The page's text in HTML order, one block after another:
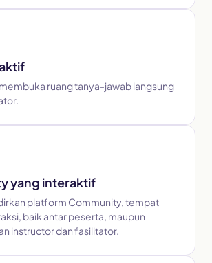
ruang tanya-jawab langsung
yang interaktif
platform Community, tempat
baik antar peserta, maupun
instructor dan fasilitator.